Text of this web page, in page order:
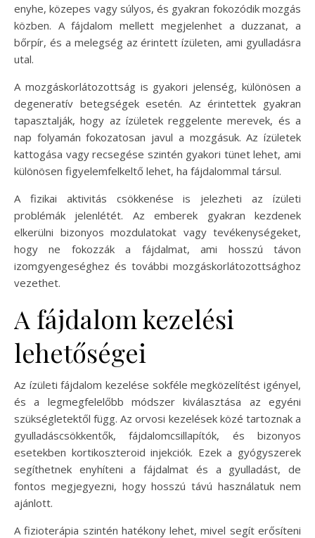
enyhe, közepes vagy súlyos, és gyakran fokozódik mozgás
közben. A fájdalom mellett megjelenhet a duzzanat, a
bőrpír, és a melegség az érintett ízületen, ami gyulladásra
utal.
A mozgáskorlátozottság is gyakori jelenség, különösen a
degeneratív betegségek esetén. Az érintettek gyakran
tapasztalják, hogy az ízületek reggelente merevek, és a
nap folyamán fokozatosan javul a mozgásuk. Az ízületek
kattogása vagy recsegése szintén gyakori tünet lehet, ami
különösen figyelemfelkeltő lehet, ha fájdalommal társul.
A fizikai aktivitás csökkenése is jelezheti az ízületi
problémák jelenlétét. Az emberek gyakran kezdenek
elkerülni bizonyos mozdulatokat vagy tevékenységeket,
hogy ne fokozzák a fájdalmat, ami hosszú távon
izomgyengeséghez és további mozgáskorlátozottsághoz
vezethet.
A fájdalom kezelési
lehetőségei
Az ízületi fájdalom kezelése sokféle megközelítést igényel,
és a legmegfelelőbb módszer kiválasztása az egyéni
szükségletektől függ. Az orvosi kezelések közé tartoznak a
gyulladáscsökkentők, fájdalomcsillapítók, és bizonyos
esetekben kortikoszteroid injekciók. Ezek a gyógyszerek
segíthetnek enyhíteni a fájdalmat és a gyulladást, de
fontos megjegyezni, hogy hosszú távú használatuk nem
ajánlott.
A fizioterápia szintén hatékony lehet, mivel segít erősíteni